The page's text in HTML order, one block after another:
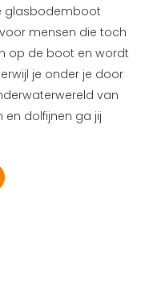
glasbodemboot
mensen die toch
op de boot en wordt
je onder je door
van
en dolfijnen ga jij